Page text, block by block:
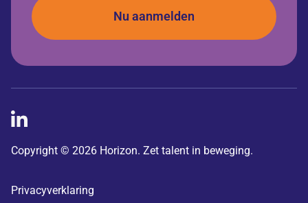
Copyright © 2026 Horizon. Zet talent in beweging.
Privacyverklaring